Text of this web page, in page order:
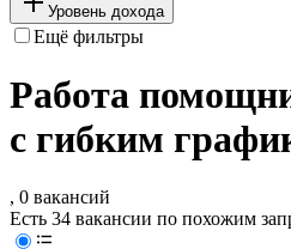
Уровень дохода
Ещё фильтры
Работа
с гибким
, 0 вакансий
Есть 34 вакансии по похожим